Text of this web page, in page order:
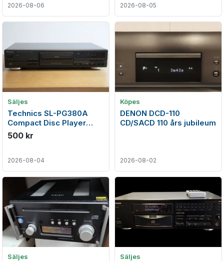
2026-08-06 2026-08-05
Säljes
Technics SL-PG380A
Compact Disc Player
(1996-98)
500 kr
2026-08-04
Köpes
DENON DCD-110
CD/SACD 110 års jubileum
2026-08-02
Säljes Säljes